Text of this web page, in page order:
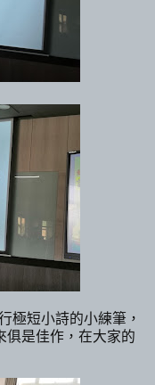
極短小詩的小練筆，
俱是佳作，在大家的